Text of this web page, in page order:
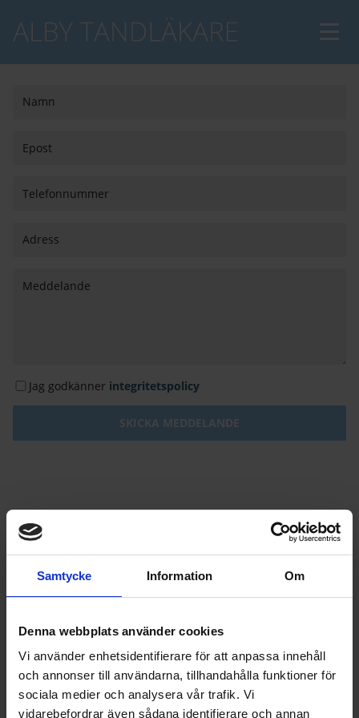
Samtycke Information Om
Denna webbplats använder cookies
Vi använder enhetsidentifierare för att anpassa innehåll
och annonser till användarna, tillhandahålla funktioner för
sociala medier och analysera vår trafik. Vi
vidarebefordrar även sådana identifierare och annan
Jag godkänner integritetspolicy
Albyvägen 14
145 59 Norsborg
08-531 76 868
0723-61 40 80